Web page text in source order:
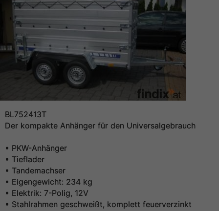
BL752413T
Der kompakte Anhänger für den Universalgebrauch
• PKW-Anhänger
• Tieflader
• Tandemachser
• Eigengewicht: 234 kg
• Elektrik: 7-Polig, 12V
• Stahlrahmen geschweißt, komplett feuerverzinkt